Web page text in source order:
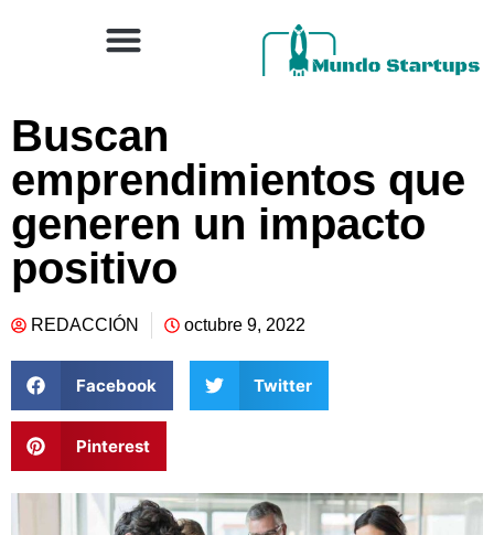
Buscan
emprendimientos que
generen un impacto
positivo
REDACCIÓN octubre 9, 2022
Facebook Twitter
Pinterest